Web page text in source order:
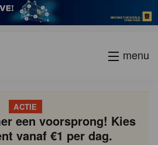
menu
ACTIE
een voorsprong! Kies
vanaf €1 per dag.